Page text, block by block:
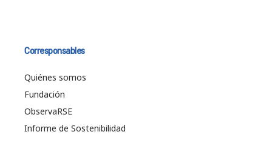
Corresponsables
Quiénes somos
Fundación
ObservaRSE
Informe de Sostenibilidad